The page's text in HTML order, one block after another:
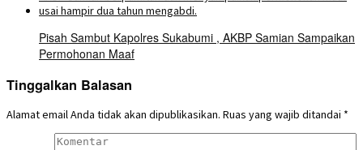
Pisah Sambut Kapolres Sukabumi , AKBP Samian Sampaikan
Permohonan Maaf
Tinggalkan Balasan
Alamat email Anda tidak akan dipublikasikan. Ruas yang wajib ditandai *